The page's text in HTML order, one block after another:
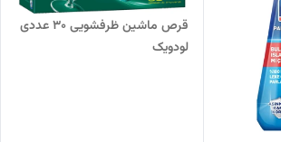
قرص ماشین ظرفشویی 30 عددی
لودویک